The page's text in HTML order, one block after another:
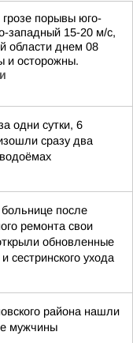
порывы юго-
западный 15-20 м/с,
области днем 08
и осторожны.
одни сутки, 6
сразу два
после
ремонта свои
обновленные
сестринского ухода
района нашли
мужчины